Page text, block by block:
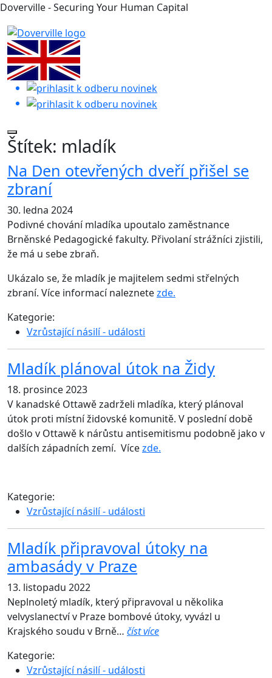
Doverville - Securing Your Human Capital
Štítek: mladík
Na Den otevřených dveří přišel se
zbraní
30. ledna 2024
Podivné chování mladíka upoutalo zaměstnance
Brněnské Pedagogické fakulty. Přivolaní strážníci zjistili,
že má u sebe zbraň.
Ukázalo se, že mladík je majitelem sedmi střelných
zbraní. Více informací naleznetezde.
Kategorie:
Vzrůstající násilí - události
Mladík plánoval útok na Židy
18. prosince 2023
V kanadské Ottawě zadrželi mladíka, který plánoval
útok proti místní židovské komunitě. V poslední době
došlo v Ottawě k nárůstu antisemitismu podobně jako v
dalších západních zemí. Vícezde.
Kategorie:
Vzrůstající násilí - události
Mladík připravoval útoky na
ambasády v Praze
13. listopadu 2022
Neplnoletý mladík, který připravoval u několika
velvyslanectví v Praze bombové útoky, vyvázl u
Krajského soudu v Brně… číst více
Kategorie:
Vzrůstající násilí - události